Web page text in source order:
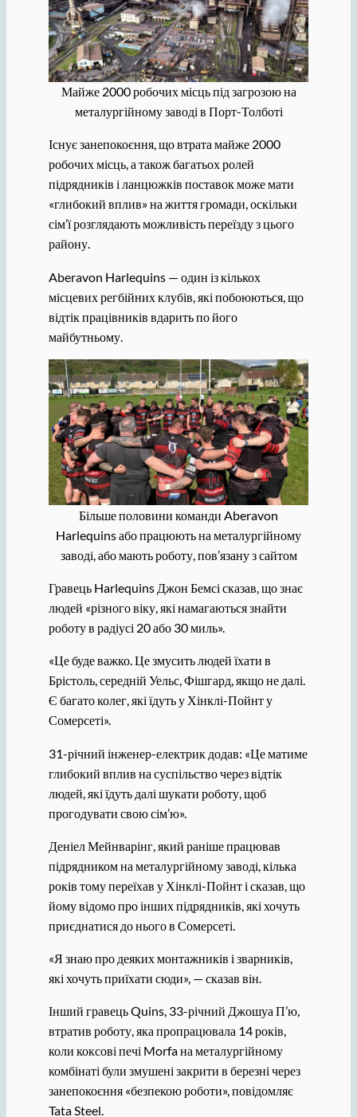
Майже 2000 робочих місць під загрозою на
металургійному заводі в Порт-Толботі
Існує занепокоєння, що втрата майже 2000
робочих місць, а також багатьох ролей
підрядників і ланцюжків поставок може мати
«глибокий вплив» на життя громади, оскільки
сім’ї розглядають можливість переїзду з цього
району.
Aberavon Harlequins — один із кількох
місцевих регбійних клубів, які побоюються, що
відтік працівників вдарить по його
майбутньому.
Більше половини команди Aberavon
Harlequins або працюють на металургійному
заводі, або мають роботу, пов’язану з сайтом
Гравець Harlequins Джон Бемсі сказав, що знає
людей «різного віку, які намагаються знайти
роботу в радіусі 20 або 30 миль».
«Це буде важко. Це змусить людей їхати в
Брістоль, середній Уельс, Фішгард, якщо не далі.
Є багато колег, які їдуть у Хінклі-Пойнт у
Сомерсеті».
31-річний інженер-електрик додав: «Це матиме
глибокий вплив на суспільство через відтік
людей, які їдуть далі шукати роботу, щоб
прогодувати свою сім’ю».
Деніел Мейнварінг, який раніше працював
підрядником на металургійному заводі, кілька
років тому переїхав у Хінклі-Пойнт і сказав, що
йому відомо про інших підрядників, які хочуть
приєднатися до нього в Сомерсеті.
«Я знаю про деяких монтажників і зварників,
які хочуть приїхати сюди», — сказав він.
Інший гравець Quins, 33-річний Джошуа П’ю,
втратив роботу, яка пропрацювала 14 років,
коли коксові печі Morfa на металургійному
комбінаті були змушені закрити в березні через
занепокоєння «безпекою роботи», повідомляє
Tata Steel.